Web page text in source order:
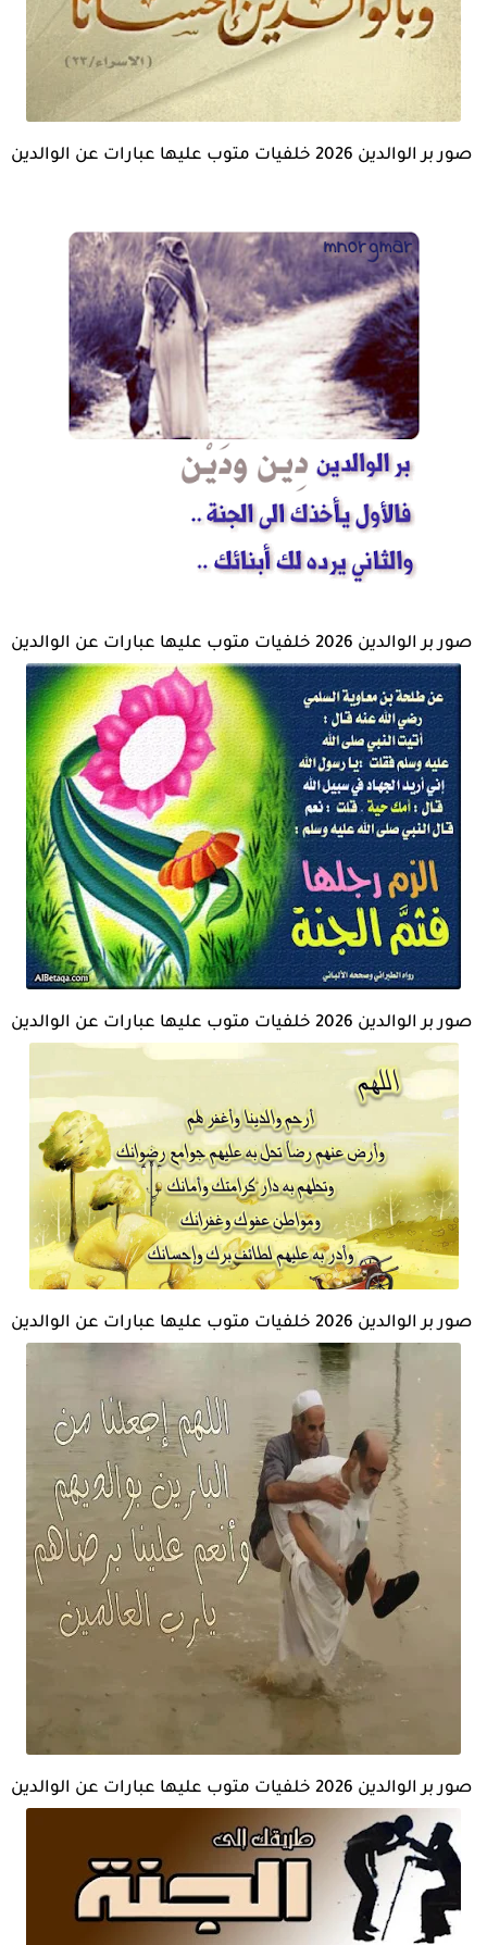
صور بر الوالدين 2026 خلفيات متوب عليها عبارات عن الوالدين
صور بر الوالدين 2026 خلفيات متوب عليها عبارات عن الوالدين
صور بر الوالدين 2026 خلفيات متوب عليها عبارات عن الوالدين
صور بر الوالدين 2026 خلفيات متوب عليها عبارات عن الوالدين
صور بر الوالدين 2026 خلفيات متوب عليها عبارات عن الوالدين